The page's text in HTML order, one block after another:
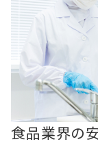
食品業界の